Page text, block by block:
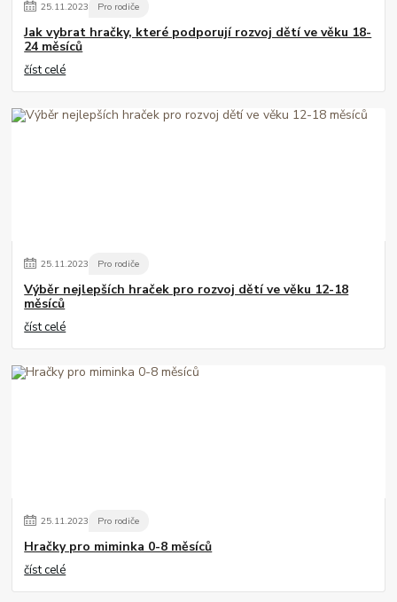
25.11.2023 Pro rodiče
Jak vybrat hračky, které podporují rozvoj dětí ve věku 18-
24 měsíců
číst celé
25.11.2023 Pro rodiče
Výběr nejlepších hraček pro rozvoj dětí ve věku 12-18
měsíců
číst celé
25.11.2023 Pro rodiče
Hračky pro miminka 0-8 měsíců
číst celé